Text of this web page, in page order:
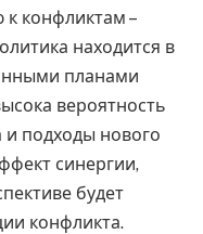
конфликтам –
находится в
планами
вероятность
и подходы нового
синергии,
будет
конфликта.